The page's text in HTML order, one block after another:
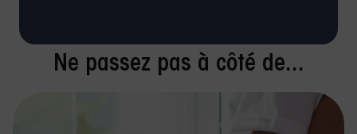
Ne passez pas à côté de...